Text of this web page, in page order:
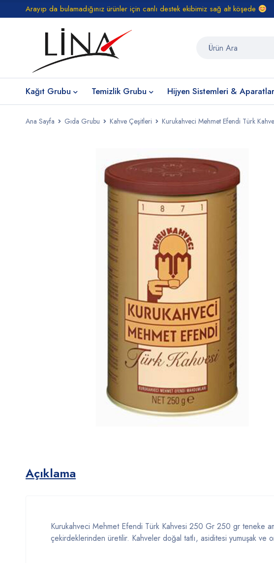
Arayıp da bulamadığınız ürünler için canlı destek ekibimiz sağ alt köşede
Kağıt Grubu Temizlik Grubu Hijyen Sistemleri & Aparatlar
Ana Sayfa Gıda Grubu Kahve Çeşitleri Kurukahveci Mehmet Efendi Türk
Açıklama
Kurukahveci Mehmet Efendi Türk Kahvesi 250 Gr 250 gr teneke
çekirdeklerinden üretilir. Kahveler doğal tatlı, asiditesi yumuşak ve